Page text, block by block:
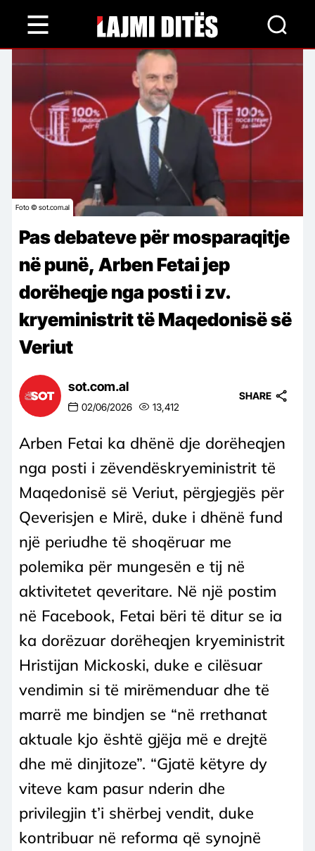
content
Foto © sot.com.al
Pas debateve për mosparaqitje
në punë, Arben Fetai jep
dorëheqje nga posti i zv.
kryeministrit të Maqedonisë së
Veriut
sot.com.al
02/06/2026 13,412
SHARE
Arben Fetai ka dhënë dje dorëheqjen
nga posti i zëvendëskryeministrit të
Maqedonisë së Veriut, përgjegjës për
Qeverisjen e Mirë, duke i dhënë fund
një periudhe të shoqëruar me
polemika për mungesën e tij në
aktivitetet qeveritare. Në një postim
në Facebook, Fetai bëri të ditur se ia
ka dorëzuar dorëheqjen kryeministrit
Hristijan Mickoski, duke e cilësuar
vendimin si të mirëmenduar dhe të
marrë me bindjen se “në rrethanat
aktuale kjo është gjëja më e drejtë
dhe më dinjitoze”. “Gjatë këtyre dy
viteve kam pasur nderin dhe
privilegjin t’i shërbej vendit, duke
kontribuar në reforma që synojnë